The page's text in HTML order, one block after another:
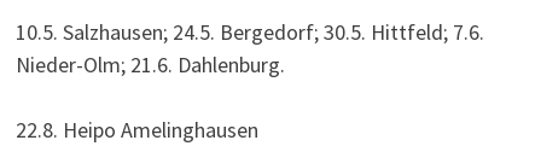
10.5. Salzhausen; 24.5. Bergedorf; 30.5. Hittfeld; 7.6.
Nieder-Olm; 21.6. Dahlenburg.
22.8. Heipo Amelinghausen